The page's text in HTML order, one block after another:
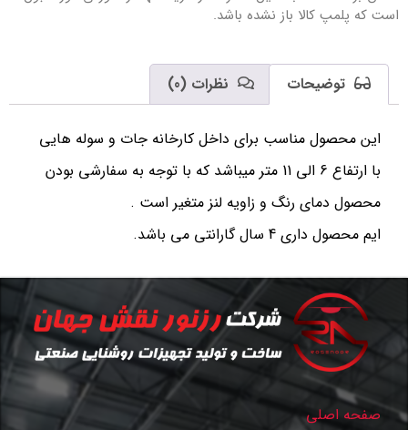
است که پلمپ کالا باز نشده باشد.
توضیحات نظرات (0)
این محصول مناسب برای داخل کارخانه جات و سوله هایی
با ارتفاع 6 الی 11 متر میباشد که با توجه به سفارشی بودن
محصول دمای رنگ و زاویه لنز متغیر است .
ایم محصول داری 4 سال گارانتی می باشد.
صفحه اصلی